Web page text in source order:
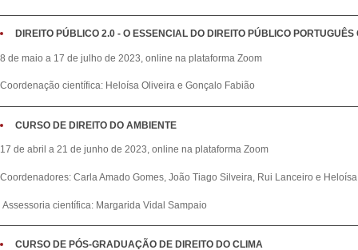
DIREITO PÚBLICO 2.0 - O ESSENCIAL DO DIREITO PÚBLICO
8 de maio a 17 de julho de 2023, online na plataforma Zoom
Coordenação científica: Heloísa Oliveira e Gonçalo Fabião
CURSO DE DIREITO DO AMBIENTE
17 de abril a 21 de junho de 2023, online na plataforma Zoom
Coordenadores: Carla Amado Gomes, João Tiago Silveira, Rui Lanceiro e
Assessoria científica: Margarida Vidal Sampaio
CURSO DE PÓS-GRADUAÇÃO DE DIREITO DO CLIMA